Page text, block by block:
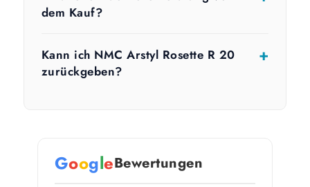
dem Kauf?
Kann ich NMC Arstyl Rosette R 20
zurückgeben?
GoogleBewertungen